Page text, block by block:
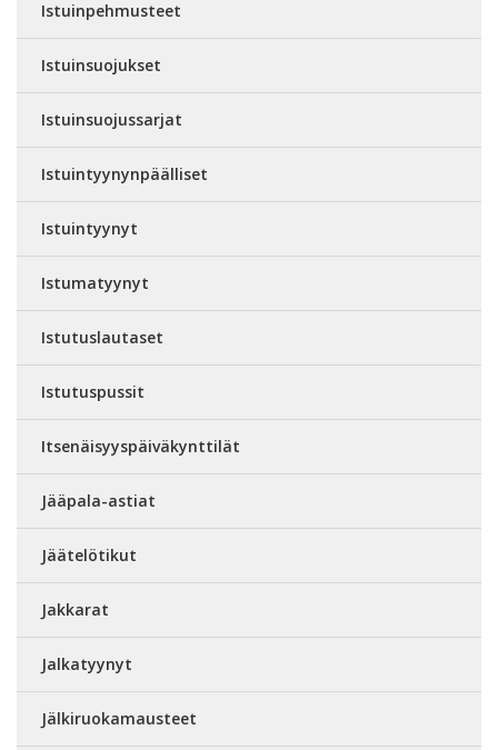
Istuinpehmusteet
Istuinsuojukset
Istuinsuojussarjat
Istuintyynynpäälliset
Istuintyynyt
Istumatyynyt
Istutuslautaset
Istutuspussit
Itsenäisyyspäiväkynttilät
Jääpala-astiat
Jäätelötikut
Jakkarat
Jalkatyynyt
Jälkiruokamausteet